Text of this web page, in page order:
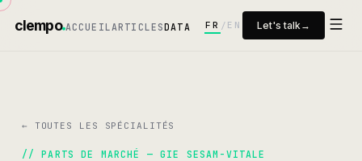
clempo ACCUEIL ARTICLESDATA FR / EN Let's talk→
← TOUTES LES SPÉCIALITÉS
// PARTS DE MARCHÉ —GIE SESAM-VITALE